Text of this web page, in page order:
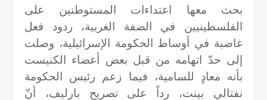
بحث معها اعتداءات المستوطنين على
الفلسطينيين في الضفة الغربية، ردود فعل
غاضبة في أوساط الحكومة الإسرائيلية، وصلت
إلى حدّ اتهامه من قبل بعض أعضاء الكنيست
بأنه معادٍ للسامية، فيما زعم رئيس الحكومة
نفتالي بينت، رداً على تصريح بارليف، أنّ